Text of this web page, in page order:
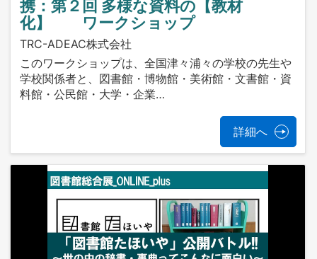
携：第２回 多様な資料の【教材
化】 ワークショップ
TRC-ADEAC株式会社
このワークショップは、全国津々浦々の学校の先生や
学校関係者と、図書館・博物館・美術館・文書館・資
料館・公民館・大学・企業…
詳細へ